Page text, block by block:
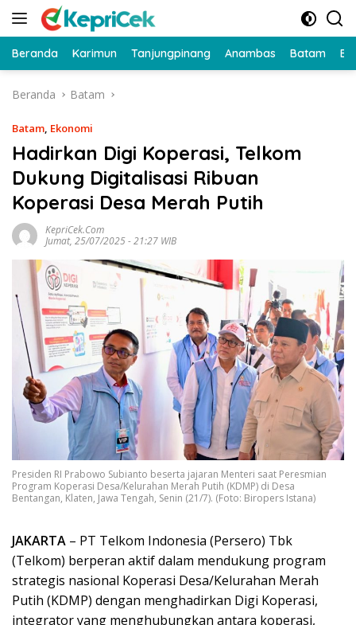
Langsung
Beranda Karimun Tanjungpinang Anambas Batam
Beranda Batam
Batam, Ekonomi
Hadirkan Digi Koperasi, Telkom
Dukung Digitalisasi Ribuan
Koperasi Desa Merah Putih
KepriCek.com
Jumat, 25/07/2025 - 21:27 WIB
Presiden RI Prabowo Subianto beserta jajaran Menteri saat Peresmian
Program Koperasi Desa/Kelurahan Merah Putih (KDMP) di Desa
Bentangan, Klaten, Jawa Tengah, Senin (21/7). (Foto: Biropers Istana)
JAKARTA – PT Telkom Indonesia (Persero) Tbk
(Telkom) berperan aktif dalam mendukung program
strategis nasional Koperasi Desa/Kelurahan Merah
Putih (KDMP) dengan menghadirkan Digi Koperasi,
integrator yang menghubungkan antara koperasi,